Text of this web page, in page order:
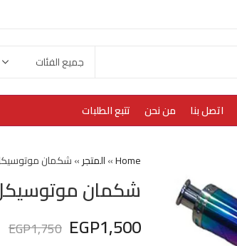
اتصل بنا من نحن تتبع الطلبات
Home
»المتجر»شكمان
شكمان موتوسيكل
EGP1,500
EGP1,750